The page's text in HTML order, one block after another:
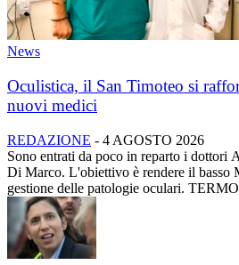
News
Oculistica, il San Timoteo si
nuovi medici
REDAZIONE - 4 AGOSTO 2026
Sono entrati da poco in reparto i dottori
Di Marco. L'obiettivo è rendere il basso
gestione delle patologie oculari.